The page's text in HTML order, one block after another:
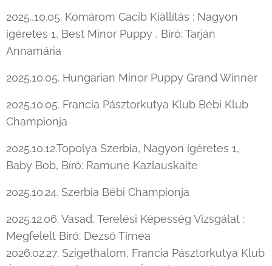
2025.,10.05. Komárom Cacib Kiállítás : Nagyon
ígéretes 1, Best Minor Puppy , Bíró: Tarján
Annamária
2025.10.05. Hungarian Minor Puppy Grand Winner
2025.10.05. Francia Pásztorkutya Klub Bébi Klub
Championja
2025.10.12.Topolya Szerbia, Nagyon ígéretes 1,
Baby Bob, Bíró: Ramune Kazlauskaite
2025.10.24. Szerbia Bébi Championja
2025.12.06. Vasad, Terelési Képesség Vizsgálat :
Megfelelt Bíró: Dezső Tímea
2026.02.27. Szigethalom, Francia Pásztorkutya Klub